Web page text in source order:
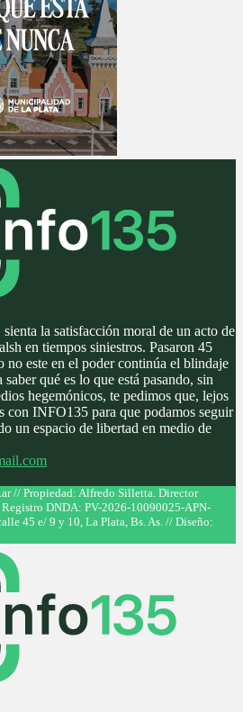
la satisfacción moral de un acto de
en tiempos siniestros. Pasaron 45
no este en el poder continúa el blindaje
qué es lo que está pasando, sin
hegemónicos, te pedimos que, lejos
con INFO135 para que podamos seguir
un espacio de libertad en medio de
// Propiedad: Alfredo Silletta. Director
DNDA: PV-2026-10090025-APN-
45 e/ 9 y 10, La Plata, Bs. As. // Diseño: